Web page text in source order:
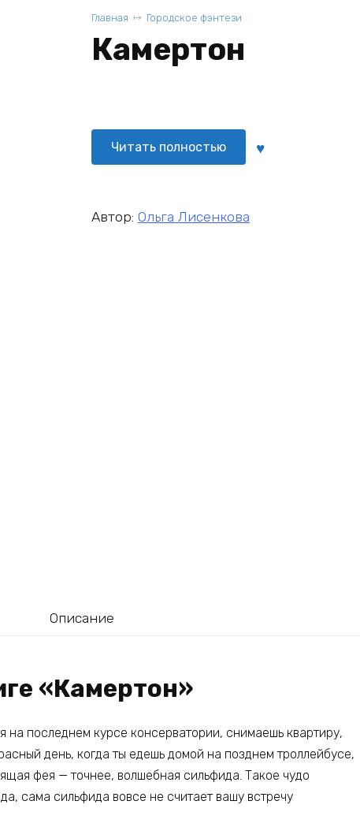
Главная Городское фэнтези
Камертон
Читать полностью
Автор: Ольга Лисенкова
Описание
«Камертон»
на последнем курсе консерватории, снимаешь квартиру,
день, когда ты едешь домой на позднем троллейбусе,
фея — точнее, волшебная сильфида. Такое чудо
сама сильфида вовсе не считает вашу встречу